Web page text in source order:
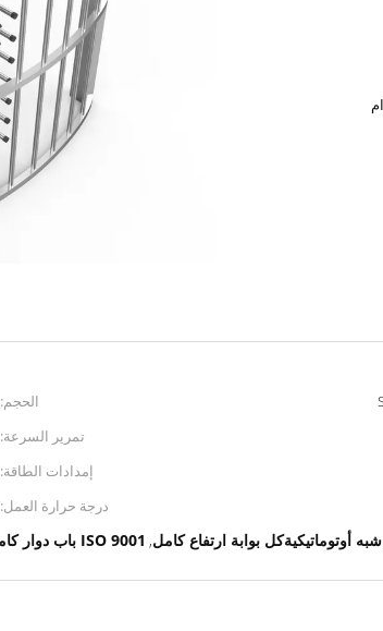
الحجم:
تمرير السرعة:
إمدادات الطاقة:
درجة حرارة العمل:
شبه أوتوماتيكيةكل بوابة ارتفاع كامل, ISO 9001 باب دوار كامل الارتفاع